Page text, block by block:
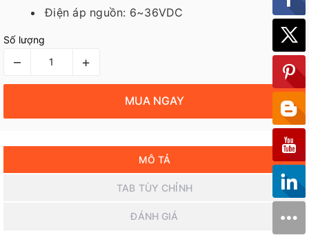
Điện áp nguồn: 6~36VDC
Số lượng
– +
MUA NGAY
MÔ TẢ
TAB TÙY CHỈNH
ĐÁNH GIÁ